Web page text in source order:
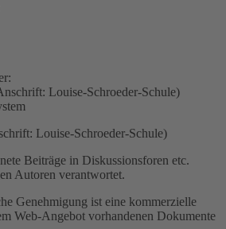
Louise-Schroeder-Schule)
Louise-Schroeder-Schule)
Beiträge in Diskussionsforen etc.
Autoren verantwortet.
Genehmigung ist eine kommerzielle
Web-Angebot vorhandenen Dokumente